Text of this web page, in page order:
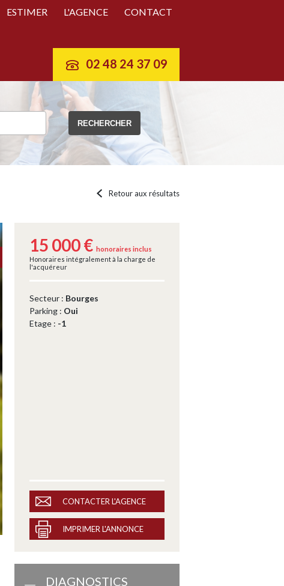
ESTIMER L'AGENCE CONTACT
02 48 24 37 09
Retour aux résultats
15 000 € honoraires inclus
Honoraires intégralement à la charge de
l'acquéreur
Secteur : Bourges
Parking : Oui
Etage : -1
CONTACTER L'AGENCE
IMPRIMER L'ANNONCE
DIAGNOSTICS